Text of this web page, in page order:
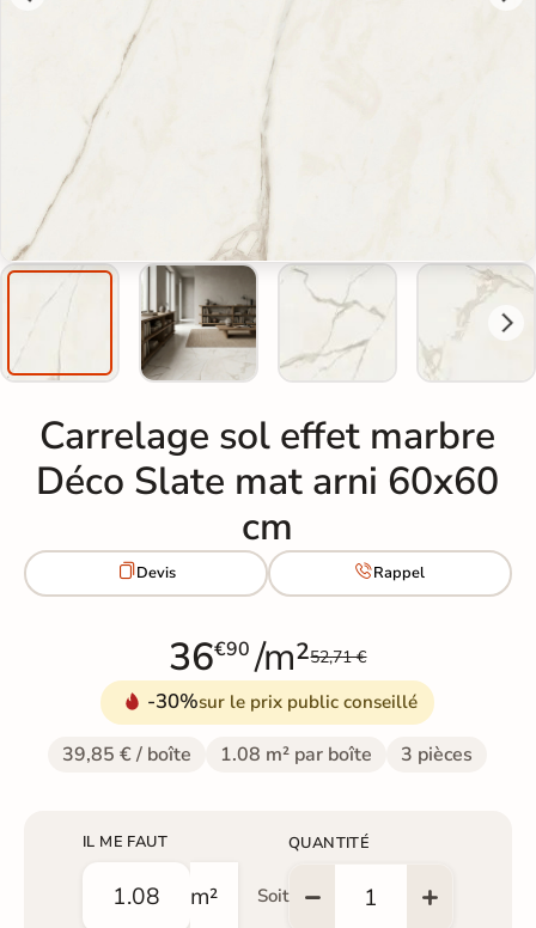
Carrelage sol effet marbre
Déco Slate mat arni 60x60
cm
Devis Rappel
36€90 /m²52,71 €
-30%sur le prix public conseillé
39,85 € / boîte 1.08 m² par boîte 3 pièces
IL ME FAUT
m² Soit
QUANTITÉ